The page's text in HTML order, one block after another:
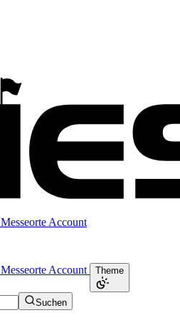
Messeorte Account
Messeorte Account Theme
Suchen